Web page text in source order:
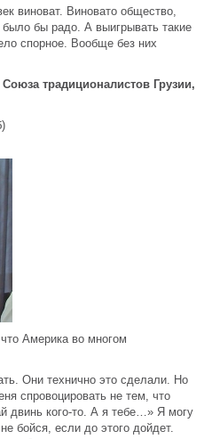
виноват. Виновато общество,
бы радо. А выигрывать такие
спорное. Вообще без них
традиционалистов Грузии,
Америка во многом
Они технично это сделали. Но
спровоцировать не тем, что
двинь кого-то. А я тебе…» Я могу
бойся, если до этого дойдет.